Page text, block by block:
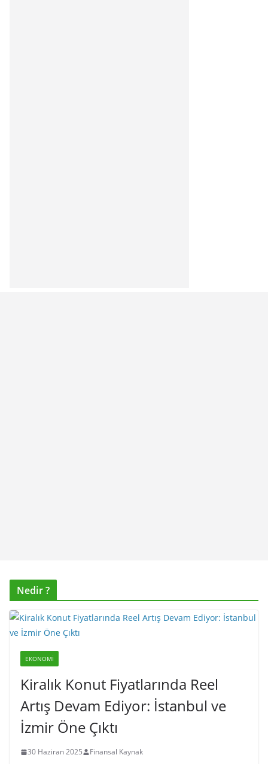
Nedir ?
EKONOMI
Kiralık Konut Fiyatlarında Reel
Artış Devam Ediyor: İstanbul ve
İzmir Öne Çıktı
30 Haziran 2025 Finansal Kaynak